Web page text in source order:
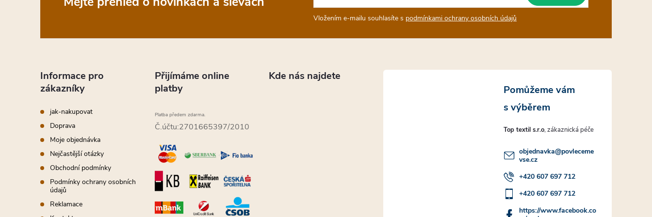
Vložením e-mailu souhlasíte s podmínkami ochrany osobních údajů
Informace pro
zákazníky
jak-nakupovat
Doprava
Moje objednávka
Nejčastější otázky
Obchodní podmínky
Podmínky ochrany osobních
údajů
Reklamace
Přijímáme online
platby
Platba předem zdarma.
Č.účtu:2701665397/2010
Kde nás najdete
Top textil s.r.o
objednavka@povleceme
vse.cz
+420 607 697 712
+420 607 697 712
https://www.facebook.co